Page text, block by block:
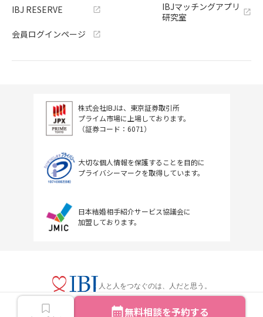
無料相談を予約する
IBJ RESERVE
会員ログインページ
IBJマッチングアプリ
研究室
株式会社IBJは、東京証券取引所
プライム市場に上場しております。
（証券コード：6071）
大切な個人情報を保護することを目的に
プライバシーマークを取得しています。
日本結婚相手紹介サービス協議会に
加盟しております。
人と人をつなぐのは、人だと思う。